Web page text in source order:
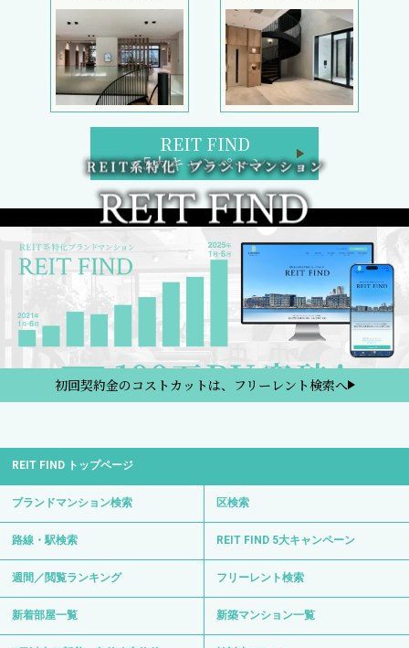
REIT FIND
5大キャンペーン
初回契約金のコストカットは、フリーレント検索へ
REIT FIND トップページ
ブランドマンション検索 区検索
路線・駅検索 REIT FIND 5大キャンペーン
週間／閲覧ランキング フリーレント検索
新着部屋一覧 新築マンション一覧